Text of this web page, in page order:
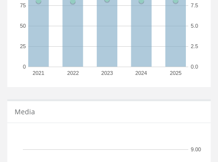
2021 2022 2023 2024 2025
0
25
50
75
0.0
2.5
5.0
7.5
Media
9.00